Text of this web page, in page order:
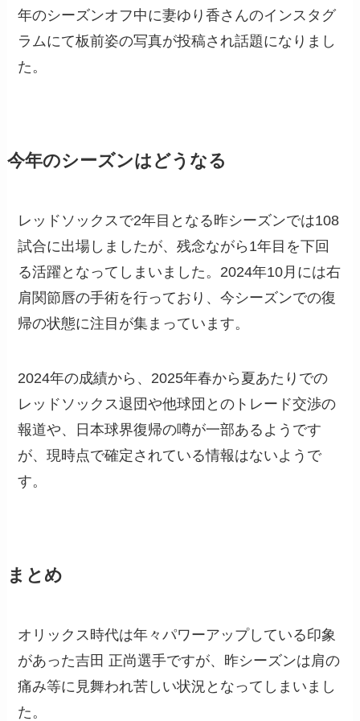
年のシーズンオフ中に妻ゆり香さんのインスタグ
ラムにて板前姿の写真が投稿され話題になりまし
た。
今年のシーズンはどうなる
レッドソックスで2年目となる昨シーズンでは108
試合に出場しましたが、残念ながら1年目を下回
る活躍となってしまいました。2024年10月には右
肩関節唇の手術を行っており、今シーズンでの復
帰の状態に注目が集まっています。
2024年の成績から、2025年春から夏あたりでの
レッドソックス退団や他球団とのトレード交渉の
報道や、日本球界復帰の噂が一部あるようです
が、現時点で確定されている情報はないようで
す。
まとめ
オリックス時代は年々パワーアップしている印象
があった吉田 正尚選手ですが、昨シーズンは肩の
痛み等に見舞われ苦しい状況となってしまいまし
た。